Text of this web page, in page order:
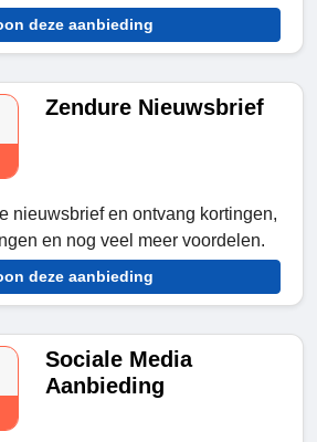
deze aanbieding
Zendure Nieuwsbrief
nieuwsbrief en ontvang kortingen,
en nog veel meer voordelen.
deze aanbieding
Sociale Media
Aanbieding